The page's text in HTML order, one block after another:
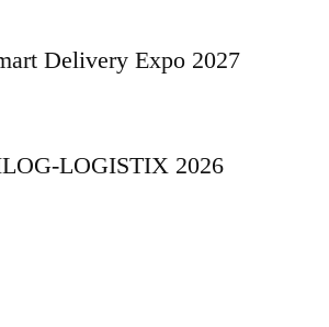
Delivery Expo 2027
LOGISTIX 2026